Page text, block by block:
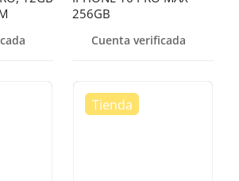
256GB
FABCuenta verificada